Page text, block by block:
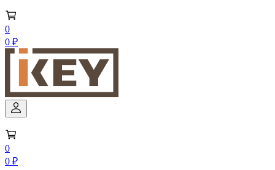
0
0 ₽
0
0 ₽